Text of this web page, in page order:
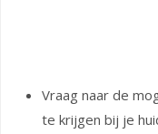
Vraag naar de
te krijgen bij je